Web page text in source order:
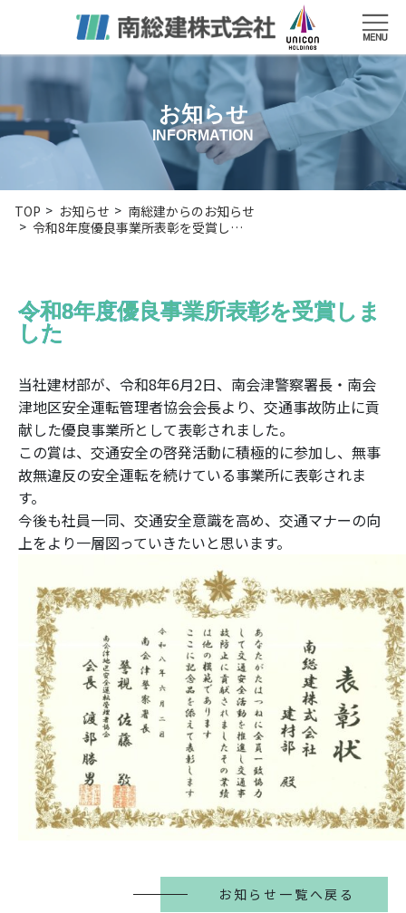
お知らせ
INFORMATION
TOP お知らせ
南総建からのお知らせ
令和8年度優良事業所表彰を受賞し…
令和8年度優良事業所表彰を受賞しま
した
当社建材部が、令和8年6月2日、南会津警察署長・南会
津地区安全運転管理者協会会長より、交通事故防止に貢
献した優良事業所として表彰されました。
この賞は、交通安全の啓発活動に積極的に参加し、無事
故無違反の安全運転を続けている事業所に表彰されま
す。
今後も社員一同、交通安全意識を高め、交通マナーの向
上をより一層図っていきたいと思います。
お知らせ一覧へ戻る